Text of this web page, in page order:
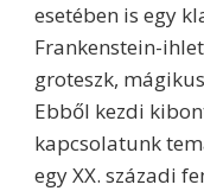
esetében is egy
Frankenstein-
groteszk,
Ebből kezdi
kapcsolatunk
egy XX. századi